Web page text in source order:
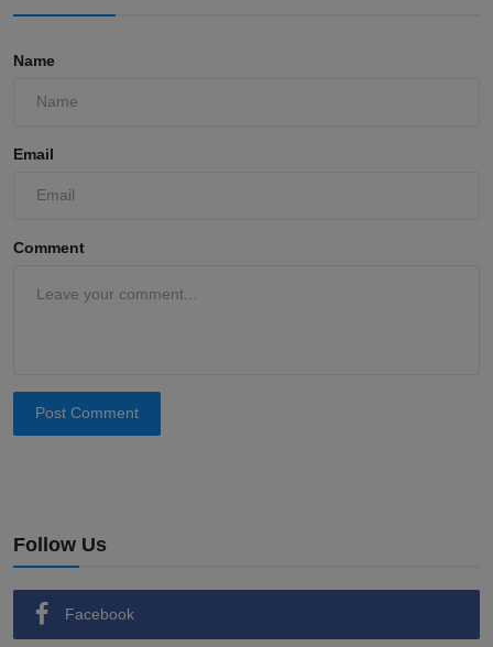
Name
Email
Comment
Post Comment
Follow Us
Facebook